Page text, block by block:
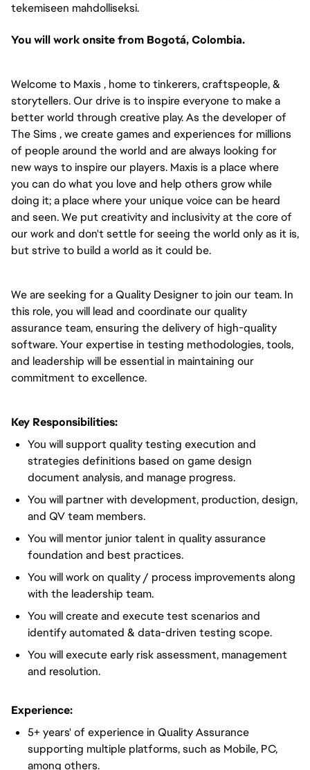
tekemiseen mahdolliseksi.
You will work onsite from Bogotá, Colombia.
Welcome to Maxis , home to tinkerers, craftspeople, &
storytellers. Our drive is to inspire everyone to make a
better world through creative play. As the developer of
The Sims , we create games and experiences for millions
of people around the world and are always looking for
new ways to inspire our players. Maxis is a place where
you can do what you love and help others grow while
doing it; a place where your unique voice can be heard
and seen. We put creativity and inclusivity at the core of
our work and don't settle for seeing the world only as it is,
but strive to build a world as it could be.
We are seeking for a Quality Designer to join our team. In
this role, you will lead and coordinate our quality
assurance team, ensuring the delivery of high-quality
software. Your expertise in testing methodologies, tools,
and leadership will be essential in maintaining our
commitment to excellence.
Key Responsibilities:
You will support quality testing execution and
strategies definitions based on game design
document analysis, and manage progress.
You will partner with development, production, design,
and QV team members.
You will mentor junior talent in quality assurance
foundation and best practices.
You will work on quality / process improvements along
with the leadership team.
You will create and execute test scenarios and
identify automated & data-driven testing scope.
You will execute early risk assessment, management
and resolution.
Experience:
5+ years' of experience in Quality Assurance
supporting multiple platforms, such as Mobile, PC,
among others.